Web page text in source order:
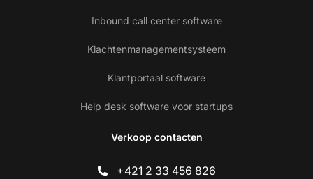
Inbound call center software
Klachtenmanagementsysteem
Klantportaal software
Help desk software voor startups
Verkoop contacten
+421 2 33 456 826